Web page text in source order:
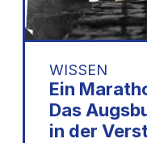
WISSEN
Ein
Das
in der